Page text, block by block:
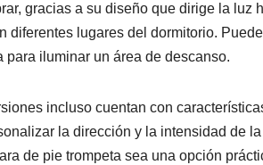
gracias a su diseño que dirige la luz
diferentes lugares del dormitorio.
para iluminar un área de descanso.
incluso cuentan con
la dirección y la intensidad de
de pie trompeta sea una opción